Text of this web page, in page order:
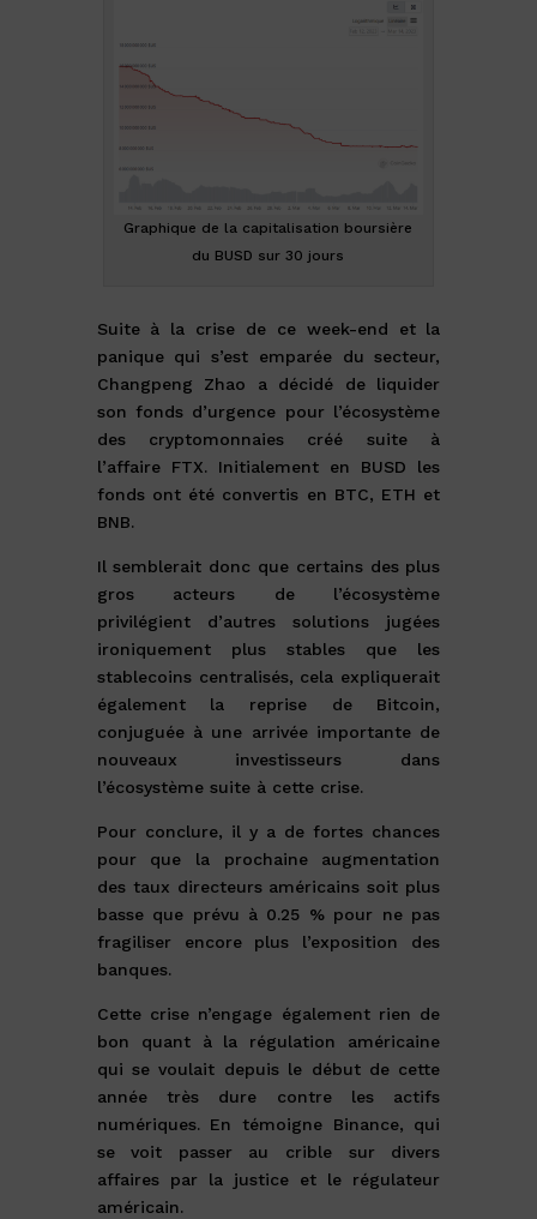
Graphique de la capitalisation boursière
du BUSD sur 30 jours
Suite à la crise de ce week-end et la
panique qui s’est emparée du secteur,
Changpeng Zhao a décidé de liquider
son fonds d’urgence pour l’écosystème
des cryptomonnaies créé suite à
l’affaire FTX. Initialement en BUSD les
fonds ont été convertis en BTC, ETH et
BNB.
Il semblerait donc que certains des plus
gros acteurs de l’écosystème
privilégient d’autres solutions jugées
ironiquement plus stables que les
stablecoins centralisés, cela expliquerait
également la reprise de Bitcoin,
conjuguée à une arrivée importante de
nouveaux investisseurs dans
l’écosystème suite à cette crise.
Pour conclure, il y a de fortes chances
pour que la prochaine augmentation
des taux directeurs américains soit plus
basse que prévu à 0.25 % pour ne pas
fragiliser encore plus l’exposition des
banques.
Cette crise n’engage également rien de
bon quant à la régulation américaine
qui se voulait depuis le début de cette
année très dure contre les actifs
numériques. En témoigne Binance, qui
se voit passer au crible sur divers
affaires par la justice et le régulateur
américain.